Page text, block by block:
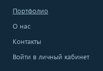
Портфолио
О нас
Контакты
Войти в личный кабинет